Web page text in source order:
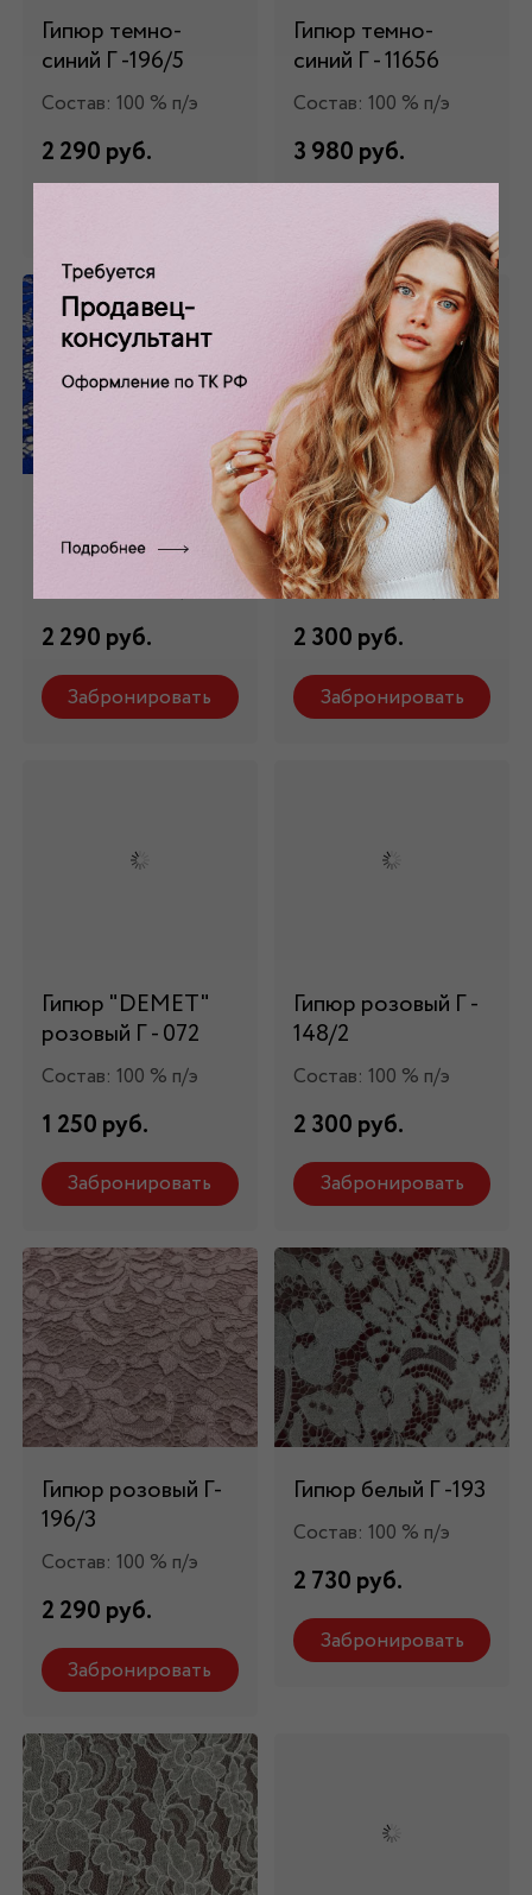
Гипюр темно-
синий Г -196/5
Состав: 100 % п/э
2 290 руб.
Гипюр темно-
синий Г - 11656
Состав: 100 % п/э
3 980 руб.
Забронировать
Гипюр ярко-синий
Г -196/2
2 290 руб.
Забронировать
Гипюр зеленый Г -
202
Состав: 100 % п/э
2 300 руб.
Забронировать
Гипюр "DEMET"
розовый Г - 072
Состав: 100 % п/э
1 250 руб.
Забронировать
Гипюр розовый Г -
148/2
Состав: 100 % п/э
2 300 руб.
Забронировать
Гипюр розовый Г-
196/3
Состав: 100 % п/э
2 290 руб.
Забронировать
Гипюр белый Г -193
Состав: 100 % п/э
2 730 руб.
Забронировать